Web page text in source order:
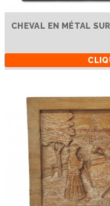
CHEVAL EN MÉTAL